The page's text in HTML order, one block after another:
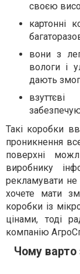
своєю
картонні
вони з
вологи і
дають
Такі коробки
проникнення
поверхні
виробнику
рекламувати
хочете мати
коробки із
цінами, тоді
компанію
Чому варто